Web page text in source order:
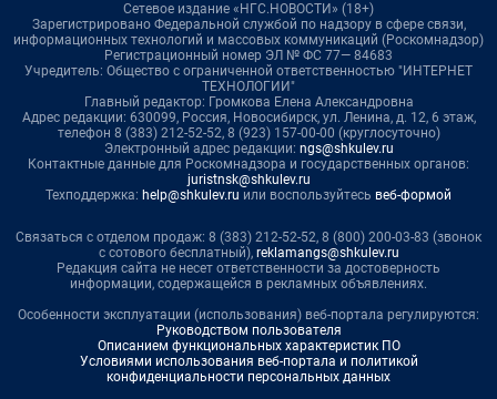
Сетевое издание «НГС.НОВОСТИ» (18+)
Зарегистрировано Федеральной службой по надзору в сфере связи,
информационных технологий и массовых коммуникаций (Роскомнадзор)
Регистрационный номер ЭЛ № ФС 77— 84683
Учредитель: Общество с ограниченной ответственностью "ИНТЕРНЕТ
ТЕХНОЛОГИИ"
Главный редактор: Громкова Елена Александровна
Адрес редакции: 630099, Россия, Новосибирск, ул. Ленина, д. 12, 6 этаж,
телефон 8 (383) 212-52-52, 8 (923) 157-00-00 (круглосуточно)
Электронный адрес редакции: ngs@shkulev.ru
Контактные данные для Роскомнадзора и государственных органов:
juristnsk@shkulev.ru
Техподдержка: help@shkulev.ru или воспользуйтесь веб-формой
Связаться с отделом продаж: 8 (383) 212-52-52, 8 (800) 200-03-83 (звонок
с сотового бесплатный), reklamangs@shkulev.ru
Редакция сайта не несет ответственности за достоверность
информации, содержащейся в рекламных объявлениях.
Особенности эксплуатации (использования) веб-портала регулируются:
Руководством пользователя
Описанием функциональных характеристик ПО
Условиями использования веб-портала и политикой
конфиденциальности персональных данных